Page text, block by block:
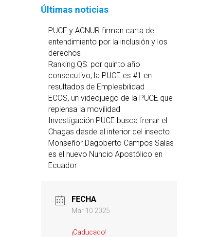
Últimas noticias
PUCE y ACNUR firman carta de
entendimiento por la inclusión y los
derechos
Ranking QS: por quinto año
consecutivo, la PUCE es #1 en
resultados de Empleabilidad
ECOS, un videojuego de la PUCE que
repiensa la movilidad
Investigación PUCE busca frenar el
Chagas desde el interior del insecto
Monseñor Dagoberto Campos Salas
es el nuevo Nuncio Apostólico en
Ecuador
FECHA
Mar 10 2025
¡Caducado!